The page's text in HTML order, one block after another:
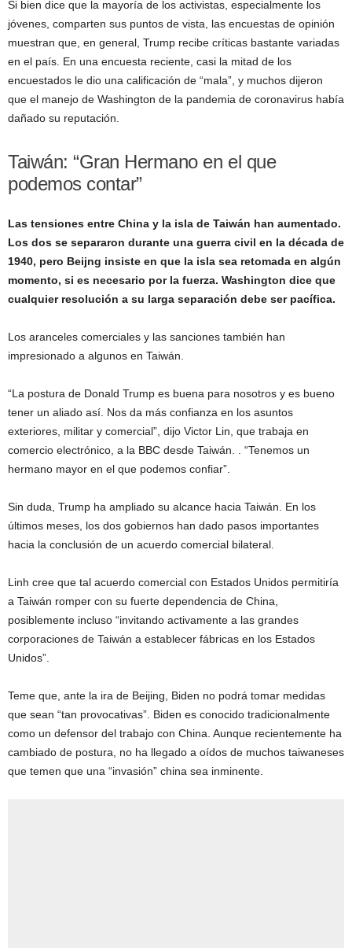
Si bien dice que la mayoría de los activistas, especialmente los
jóvenes, comparten sus puntos de vista, las encuestas de opinión
muestran que, en general, Trump recibe críticas bastante variadas
en el país. En una encuesta reciente, casi la mitad de los
encuestados le dio una calificación de “mala”, y muchos dijeron
que el manejo de Washington de la pandemia de coronavirus había
dañado su reputación.
Taiwán: “Gran Hermano en el que
podemos contar”
Las tensiones entre China y la isla de Taiwán han aumentado.
Los dos se separaron durante una guerra civil en la década de
1940, pero Beijng insiste en que la isla sea retomada en algún
momento, si es necesario por la fuerza. Washington dice que
cualquier resolución a su larga separación debe ser pacífica.
Los aranceles comerciales y las sanciones también han
impresionado a algunos en Taiwán.
“La postura de Donald Trump es buena para nosotros y es bueno
tener un aliado así. Nos da más confianza en los asuntos
exteriores, militar y comercial”, dijo Victor Lin, que trabaja en
comercio electrónico, a la BBC desde Taiwán. . “Tenemos un
hermano mayor en el que podemos confiar”.
Sin duda, Trump ha ampliado su alcance hacia Taiwán. En los
últimos meses, los dos gobiernos han dado pasos importantes
hacia la conclusión de un acuerdo comercial bilateral.
Linh cree que tal acuerdo comercial con Estados Unidos permitiría
a Taiwán romper con su fuerte dependencia de China,
posiblemente incluso “invitando activamente a las grandes
corporaciones de Taiwán a establecer fábricas en los Estados
Unidos”.
Teme que, ante la ira de Beijing, Biden no podrá tomar medidas
que sean “tan provocativas”. Biden es conocido tradicionalmente
como un defensor del trabajo con China. Aunque recientemente ha
cambiado de postura, no ha llegado a oídos de muchos taiwaneses
que temen que una “invasión” china sea inminente.